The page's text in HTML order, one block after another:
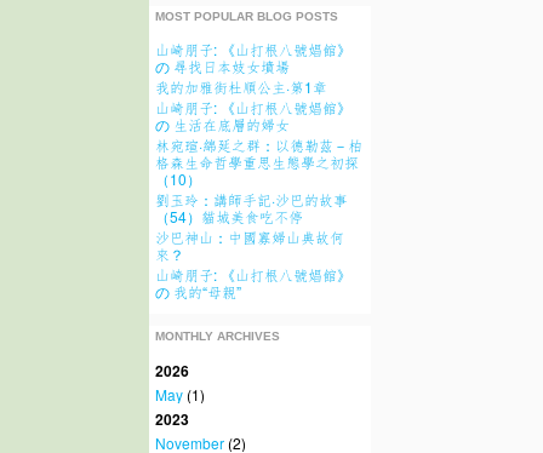
MOST POPULAR BLOG POSTS
山崎朋子: 《山打根八號娼館》
の 尋找日本妓女墳場
我的加雅街杜順公主·第1章
山崎朋子: 《山打根八號娼館》
の 生活在底層的婦女
林宛瑄·綿延之群：以德勒茲－柏
格森生命哲學重思生態學之初探
（10）
劉玉玲：講師手記·沙巴的故事
（54）貓城美食吃不停
沙巴神山：中國寡婦山典故何
來？
山崎朋子: 《山打根八號娼館》
の 我的“母親”
MONTHLY ARCHIVES
2026
May(1)
2023
November(2)